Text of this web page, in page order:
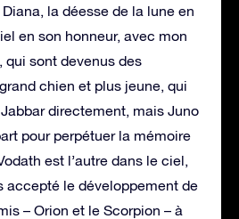
la déesse de la lune en
en son honneur, avec mon
sont devenus des
chien et plus jeune, qui
directement, mais Juno
pour perpétuer la mémoire
est l’autre dans le ciel,
accepté le développement de
– Orion et le Scorpion – à